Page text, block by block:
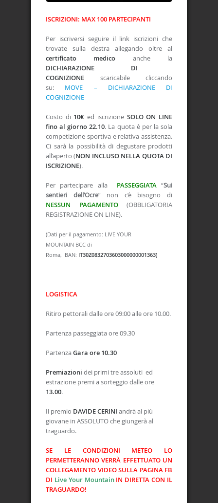
ISCRIZIONI: MAX 100 PARTECIPANTI
Per iscriversi seguire il link iscrizioni che
trovate sulla destra allegando oltre al
certificato medico anche la
DICHIARAZIONE DI
COGNIZIONE scaricabile cliccando
su: MOVE – DICHIARAZIONE DI
COGNIZIONE
Costo di 10€ ed iscrizione SOLO ON LINE
fino al giorno 22.10. La quota è per la sola
competizione sportiva e relativa assistenza.
Ci sarà la possibilità di degustare prodotti
all’aperto (NON INCLUSO NELLA QUOTA DI
ISCRIZIONE).
Per partecipare alla PASSEGGIATA“Sui
sentieri dell’Ocre” non c’è bisogno di
NESSUN PAGAMENTO(OBBLIGATORIA
REGISTRAZIONE ON LINE).
(Dati per il pagamento: LIVE YOUR
MOUNTAIN BCC di
Roma, IBAN: IT30Z0832703603000000001363)
LOGISTICA
Ritiro pettorali dalle ore 09:00 alle ore 10.00.
Partenza passeggiata ore 09.30
PartenzaGara ore 10.30
Premiazioni dei primi tre assoluti ed
estrazione premi a sorteggio dalle ore
13.00.
Il premio DAVIDE CERINI andrà al più
giovane in ASSOLUTO che giungerà al
traguardo.
SE LE CONDIZIONI METEO LO
PERMETTERANNO VERRÀ EFFETTUATO UN
COLLEGAMENTO VIDEO SULLA PAGINA FB
DI Live Your MountainIN DIRETTA CON IL
TRAGUARDO!